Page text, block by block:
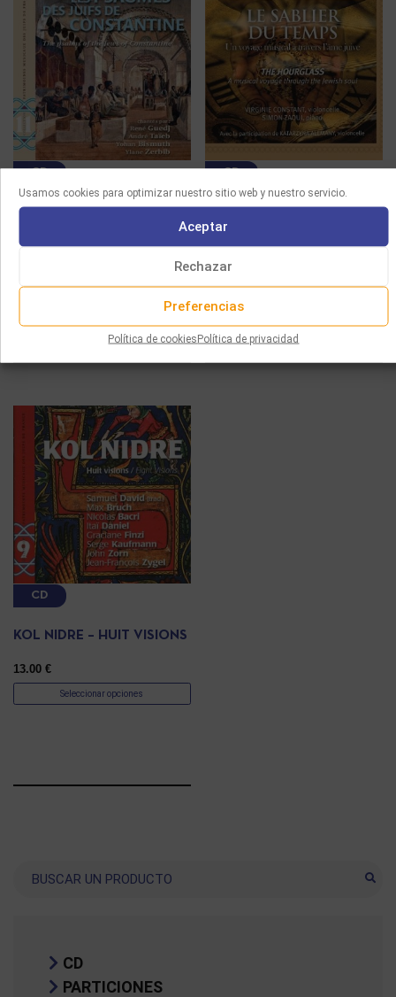
Usamos cookies para optimizar nuestro sitio web y nuestro servicio.
Aceptar
Rechazar
Preferencias
Política de cookiesPolítica de privacidad
CD
LES PSAUMES DES JUIFS
Seleccionar opciones
CD
13.00€
CD
KOL NIDRE – HUIT VISIONS
13.00 €
Seleccionar opciones
Buscar
CD
PARTICIONES